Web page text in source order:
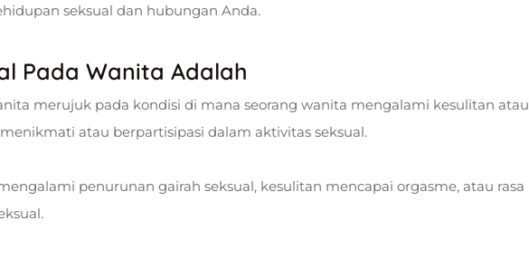
seksual dan hubungan Anda.
Pada Wanita Adalah
merujuk pada kondisi di mana seorang wanita mengalami kesulitan atau
atau berpartisipasi dalam aktivitas seksual.
penurunan gairah seksual, kesulitan mencapai orgasme, atau rasa